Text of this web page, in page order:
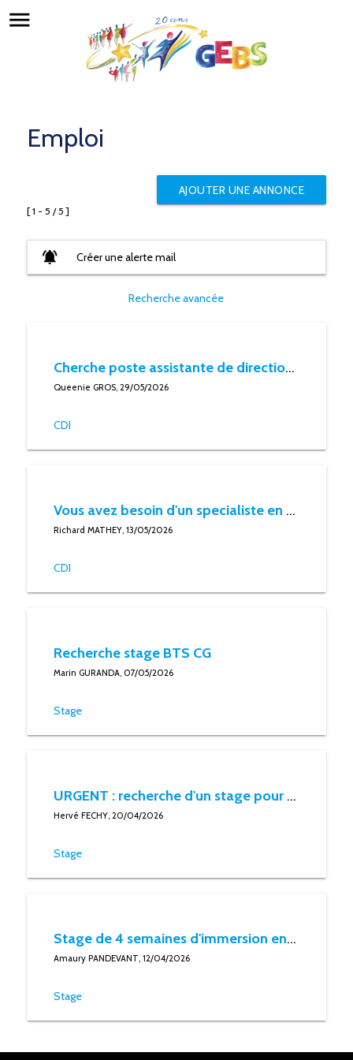
menu
Emploi
AJOUTER UNE ANNONCE
[ 1 - 5 / 5 ]
notifications_active Créer une alerte mail
Recherche avancée
Cherche poste assistante de direction / assistante administratif : assistante polyvalente
Queenie GROS, 29/05/2026
CDI
Vous avez besoin d'un specialiste en marketing digital ?
Richard MATHEY, 13/05/2026
CDI
Recherche stage BTS CG
Marin GURANDA, 07/05/2026
Stage
URGENT : recherche d'un stage pour une étudiante de l'ESCP (PGE 1)
Hervé FECHY, 20/04/2026
Stage
Stage de 4 semaines d'immersion en entreprise
Amaury PANDEVANT, 12/04/2026
Stage